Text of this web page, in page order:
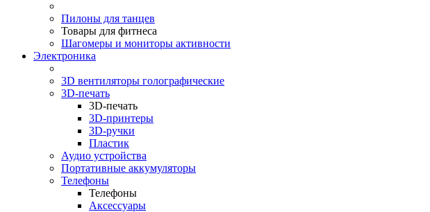
Пилоны для танцев
Товары для фитнеса
Шагомеры и мониторы активности
Электроника
3D вентиляторы голографические
3D-печать
3D-печать
3D-принтеры
3D-ручки
Пластик
Аудио устройства
Портативные аккумуляторы
Телефоны
Телефоны
Аксессуары